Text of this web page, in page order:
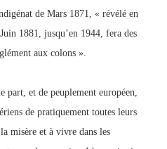
de Mars 1871, « révélé en
1881, jusqu’en 1944, fera des
aux colons ».
part, et de peuplement européen,
de pratiquement toutes leurs
misère et à vivre dans les